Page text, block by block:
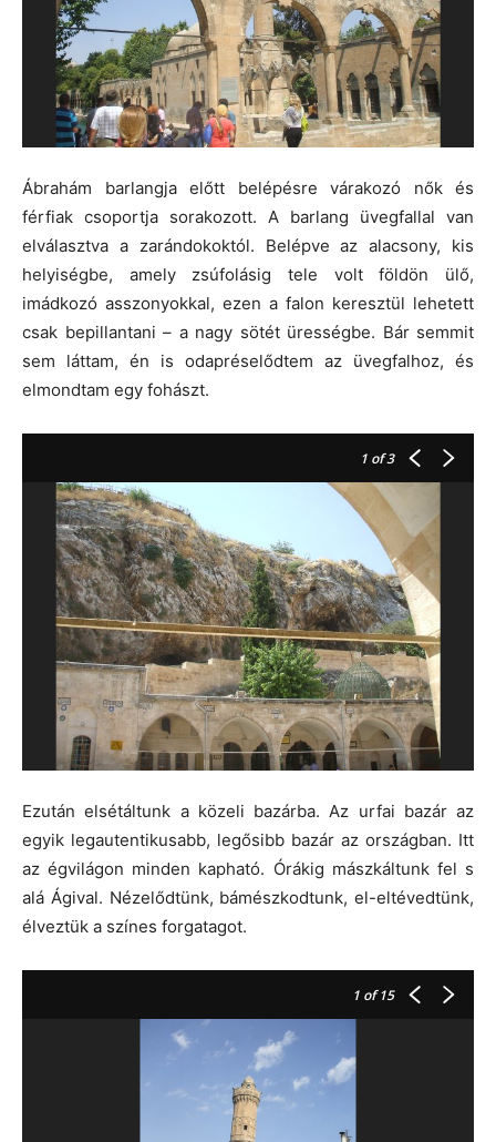
Ábrahám barlangja előtt belépésre várakozó nők és
férfiak csoportja sorakozott. A barlang üvegfallal van
elválasztva a zarándokoktól. Belépve az alacsony, kis
helyiségbe, amely zsúfolásig tele volt földön ülő,
imádkozó asszonyokkal, ezen a falon keresztül lehetett
csak bepillantani – a nagy sötét ürességbe. Bár semmit
sem láttam, én is odapréselődtem az üvegfalhoz, és
elmondtam egy fohászt.
1 of 3
Ezután elsétáltunk a közeli bazárba. Az urfai bazár az
egyik legautentikusabb, legősibb bazár az országban. Itt
az égvilágon minden kapható. Órákig mászkáltunk fel s
alá Ágival. Nézelődtünk, bámészkodtunk, el-eltévedtünk,
élveztük a színes forgatagot.
1 of 15